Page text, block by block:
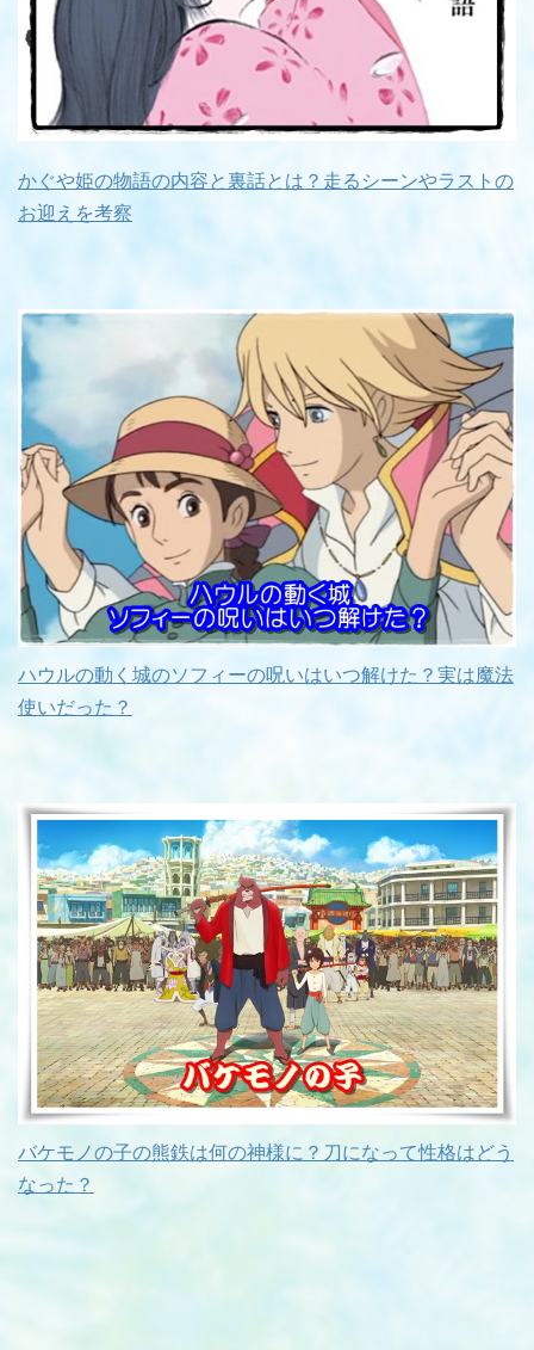
かぐや姫の物語の内容と裏話とは？走るシーンやラストの
お迎えを考察
ハウルの動く城のソフィーの呪いはいつ解けた？実は魔法
使いだった？
バケモノの子の熊鉄は何の神様に？刀になって性格はどう
なった？